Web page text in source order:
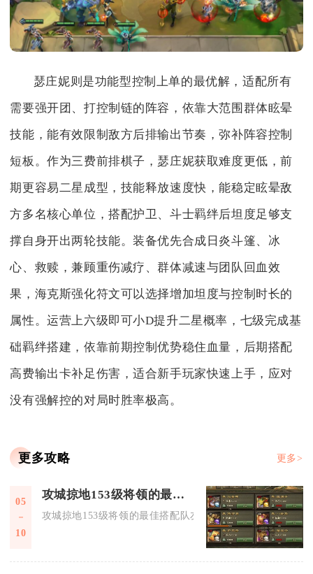
瑟庄妮则是功能型控制上单的最优解，适配所有
需要强开团、打控制链的阵容，依靠大范围群体眩晕
技能，能有效限制敌方后排输出节奏，弥补阵容控制
短板。作为三费前排棋子，瑟庄妮获取难度更低，前
期更容易二星成型，技能释放速度快，能稳定眩晕敌
方多名核心单位，搭配护卫、斗士羁绊后坦度足够支
撑自身开出两轮技能。装备优先合成日炎斗篷、冰
心、救赎，兼顾重伤减疗、群体减速与团队回血效
果，海克斯强化符文可以选择增加坦度与控制时长的
属性。运营上六级即可小D提升二星概率，七级完成基
础羁绊搭建，依靠前期控制优势稳住血量，后期搭配
高费输出卡补足伤害，适合新手玩家快速上手，应对
没有强解控的对局时胜率极高。
更多攻略 更多>
05
10
攻城掠地153级将领的最佳搭配队友是谁
攻城掠地153级将领的最佳搭配队友是甘宁、陆逊、赵云、